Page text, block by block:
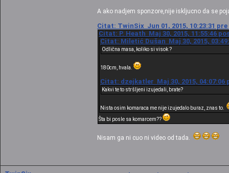
A ako nadjem sponzore,nije iskljucno da se
Citat: TwinSix Jun 01, 2015, 10:23:31 pre
Citat: P. Heath Maj 30, 2015, 11:55:46
Citat: Miletić Dušan Maj 30, 2015,
Odlična masa, koliko si visok ?
180cm, hvala.
Citat: dzejkatler Maj 30, 2015, 04:07:06
Kakvi te to stršljeni izujedali, brate?
Nista osim komaraca me nije izujedalo buraz, znas to.
Šta bi posle sa komarcem??
Nisam ga ni cuo ni video od tada.